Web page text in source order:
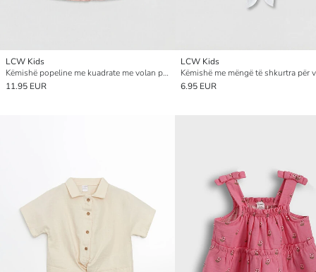
LCW Kids
Këmishë popeline me kuadrate me volan për vajza
11.95 EUR
LCW Kids
Këmishë me mëngë të shkurtra për
6.95 EUR